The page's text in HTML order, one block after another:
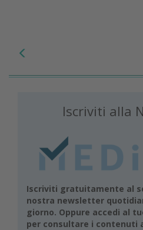
Iscriviti alla
Iscriviti gratuitamente al
nostra newsletter
giorno. Oppure accedi al
per consultare i contenuti